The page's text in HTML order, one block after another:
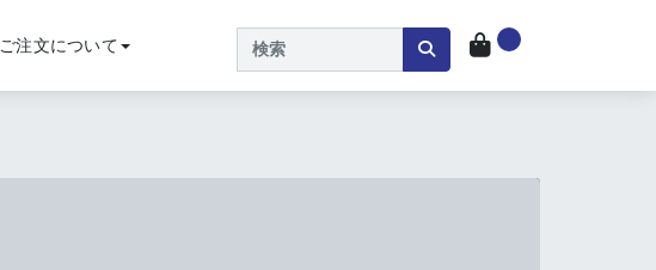
ご注文について 商品キーワード検索